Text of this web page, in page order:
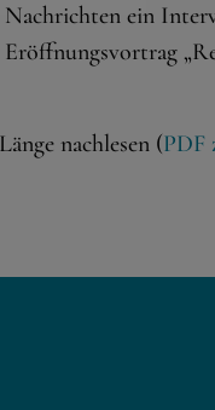
Nachrichten ein
nachlesen (PDF